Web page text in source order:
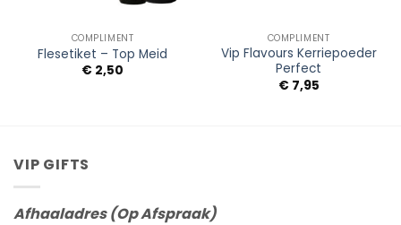
COMPLIMENT
Flesetiket – Top Meid
€ 2,50
COMPLIMENT
Vip Flavours Kerriepoeder
Perfect
€7,95
VIP GIFTS
Afhaaladres (Op Afspraak)